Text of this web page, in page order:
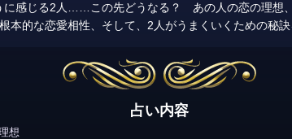
に感じる2人……この先どうなる？ あの人の恋の理想
本的な恋愛相性、そして、2人がうまくいくための秘訣
占い内容
想